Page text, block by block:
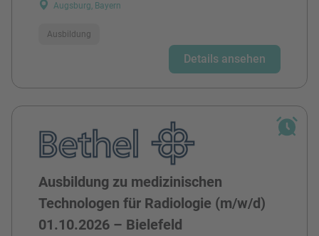
Augsburg, Bayern
Ausbildung
Details ansehen
Ausbildung zu medizinischen
Technologen für Radiologie (m/w/d)
01.10.2026 – Bielefeld